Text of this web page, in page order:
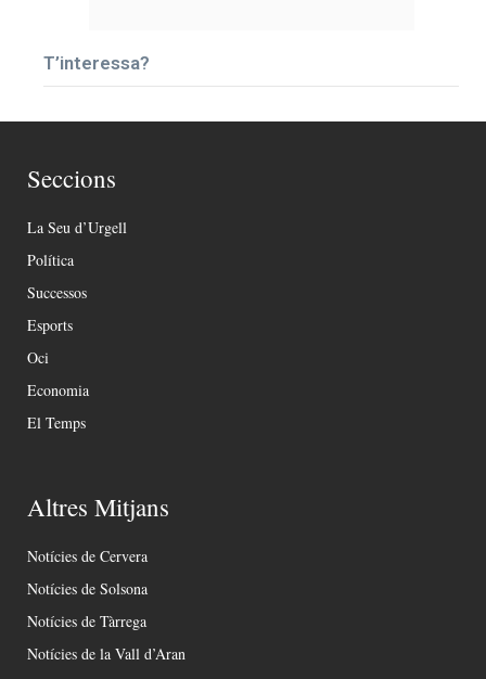
T’interessa?
Seccions
La Seu d’Urgell
Política
Successos
Esports
Oci
Economia
El Temps
Altres Mitjans
Notícies de Cervera
Notícies de Solsona
Notícies de Tàrrega
Notícies de la Vall d’Aran